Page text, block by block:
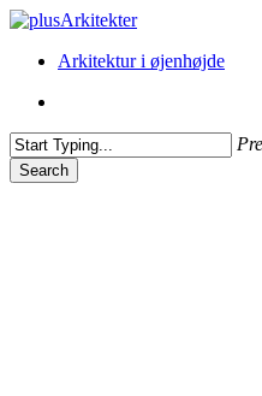
Skip
main
Menu
Arkitektur i øjenhøjde
Search